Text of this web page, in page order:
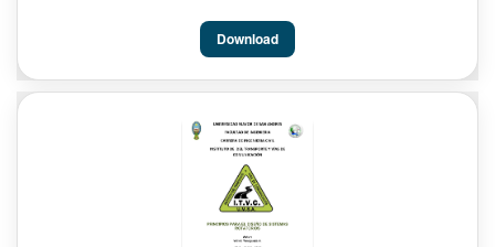
Download